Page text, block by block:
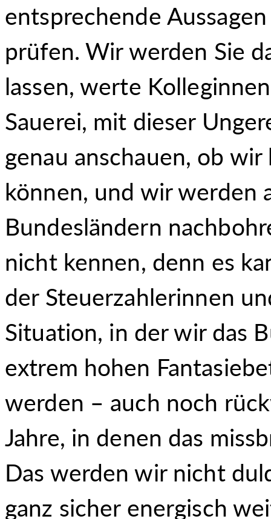
entsprechende
prüfen. Wir werden Sie
lassen, werte
Sauerei, mit dieser
genau anschauen, ob
können, und wir werden
Bundesländern
nicht kennen, denn es
der Steuerzahlerinnen
Situation, in der wir das
extrem hohen
werden – auch noch
Jahre, in denen das
Das werden wir nicht
ganz sicher energisch